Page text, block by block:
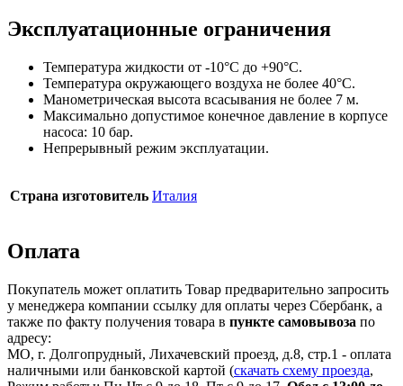
Эксплуатационные ограничения
Температура жидкости от -10°C до +90°C.
Температура окружающего воздуха не более 40°C.
Манометрическая высота всасывания не более 7 м.
Максимально допустимое конечное давление в корпусе
насоса: 10 бар.
Непрерывный режим эксплуатации.
Страна изготовитель Италия
Оплата
Покупатель может оплатить Товар предварительно запросить
у менеджера компании ссылку для оплаты через Сбербанк, а
также по факту получения товара в пункте самовывоза по
адресу:
МО, г. Долгопрудный, Лихачевский проезд, д.8, стр.1 - оплата
наличными или банковской картой (скачать схему проезда,